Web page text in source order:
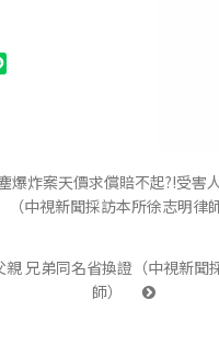
爆炸案天價求償賠不起?!受害
（中視新聞採訪本所徐志明律師
親 兄弟同名省換證（中視新聞
師）